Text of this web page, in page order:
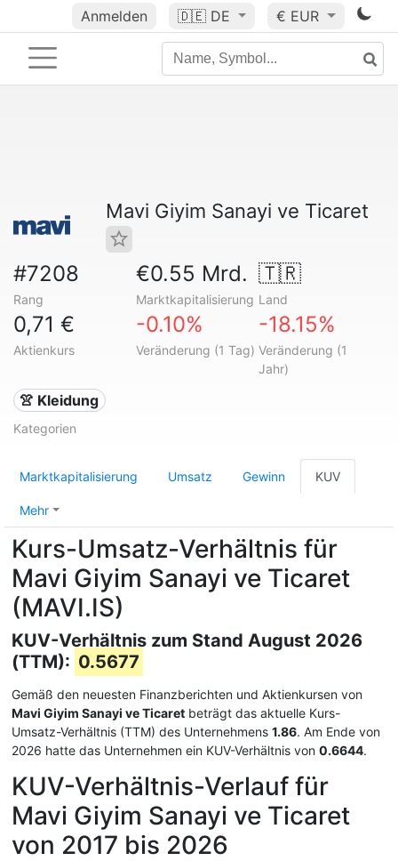
Anmelden 🇩🇪 DE € EUR
Mavi Giyim Sanayi ve Ticaret
#7208
Rang
€0.55 Mrd.
Marktkapitalisierung
🇹🇷
Land
0,71 €
Aktienkurs
-0.10%
Veränderung (1 Tag)
-18.15%
Veränderung (1
Jahr)
👚 Kleidung
Kategorien
Marktkapitalisierung Umsatz Gewinn KUV
Mehr
Kurs-Umsatz-Verhältnis für
Mavi Giyim Sanayi ve Ticaret
(MAVI.IS)
KUV-Verhältnis zum Stand August 2026
(TTM): 0.5677
Gemäß den neuesten Finanzberichten und Aktienkursen von
Mavi Giyim Sanayi ve Ticaret beträgt das aktuelle Kurs-
Umsatz-Verhältnis (TTM) des Unternehmens 1.86. Am Ende von
2026 hatte das Unternehmen ein KUV-Verhältnis von 0.6644.
KUV-Verhältnis-Verlauf für
Mavi Giyim Sanayi ve Ticaret
von 2017 bis 2026